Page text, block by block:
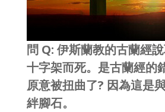
問 Q: 伊斯蘭教的古蘭經
十字架而死。是古蘭經的
原意被扭曲了? 因為這是
絆腳石。